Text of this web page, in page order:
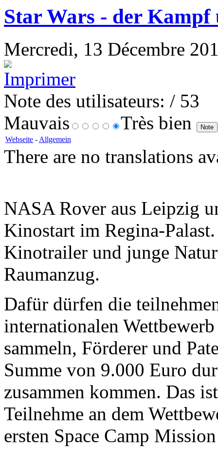
Star Wars - der
Mercredi, 13 Décembre
Note des utilisateurs: / 53
Mauvais
Très bien
Webseite - Allgemein
There are no translations
NASA Rover aus Leipzig
Kinostart im Regina-
Kinotrailer und junge
Raumanzug.
Dafür dürfen die
internationalen
sammeln, Förderer und
Summe von 9.000 Euro
zusammen kommen. Das
Teilnehme an dem
ersten Space Camp